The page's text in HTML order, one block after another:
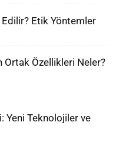
Edilir? Etik Yöntemler
Ortak Özellikleri Neler?
Yeni Teknolojiler ve